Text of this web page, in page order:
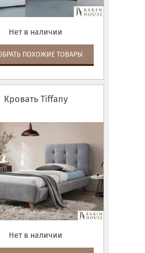
Нет в наличии
ПОХОЖИЕ ТОВАРЫ
Кровать Tiffany
Нет в наличии